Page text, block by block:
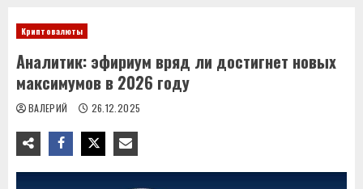
Криптовалюты
Аналитик: эфириум вряд ли достигнет новых
максимумов в 2026 году
ВАЛЕРИЙ 26.12.2025